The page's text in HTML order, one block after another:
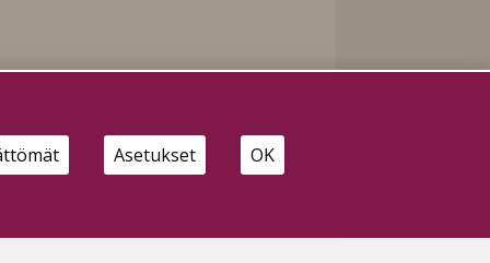
Asetukset OK